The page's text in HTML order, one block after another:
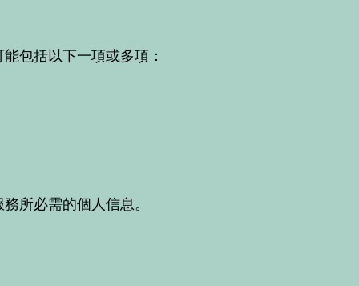
包括以下一項或多項：
所必需的個人信息。